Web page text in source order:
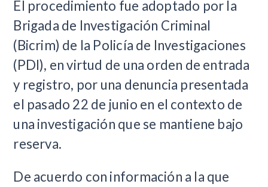
El procedimiento fue adoptado por la
Brigada de Investigación Criminal
(Bicrim) de la Policía de Investigaciones
(PDI), en virtud de una orden de entrada
y registro, por una denuncia presentada
el pasado 22 de junio en el contexto de
una investigación que se mantiene bajo
reserva.
De acuerdo con información a la que